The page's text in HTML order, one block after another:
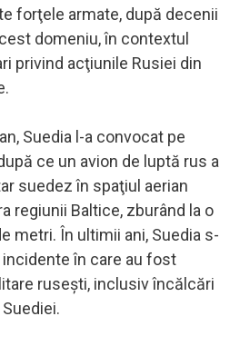
forţele armate, după decenii
domeniu, în contextul
privind acţiunile Rusiei din
Suedia l-a convocat pe
ce un avion de luptă rus a
suedez în spaţiul aerian
regiunii Baltice, zburând la o
metri. În ultimii ani, Suedia s-
în care au fost
ruseşti, inclusiv încălcări